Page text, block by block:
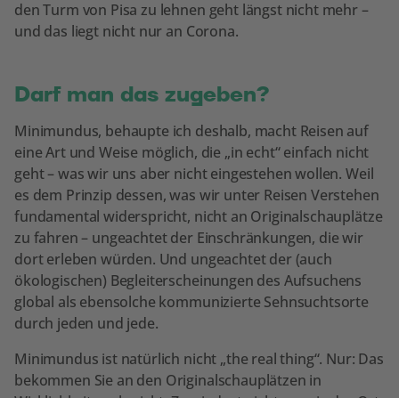
den Turm von Pisa zu lehnen geht längst nicht mehr –
und das liegt nicht nur an Corona.
Darf man das zugeben?
Minimundus, behaupte ich deshalb, macht Reisen auf
eine Art und Weise möglich, die „in echt“ einfach nicht
geht – was wir uns aber nicht eingestehen wollen. Weil
es dem Prinzip dessen, was wir unter Reisen Verstehen
fundamental widerspricht, nicht an Originalschauplätze
zu fahren – ungeachtet der Einschränkungen, die wir
dort erleben würden. Und ungeachtet der (auch
ökologischen) Begleiterscheinungen des Aufsuchens
global als ebensolche kommunizierte Sehnsuchtsorte
durch jeden und jede.
Minimundus ist natürlich nicht „the real thing“. Nur: Das
bekommen Sie an den Originalschauplätzen in